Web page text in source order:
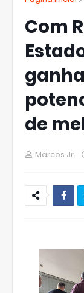
Com
de
Marcos Jr.